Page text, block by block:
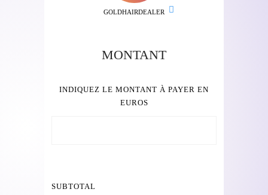
GOLDHAIRDEALER
MONTANT
INDIQUEZ LE MONTANT À PAYER EN
EUROS
SUBTOTAL